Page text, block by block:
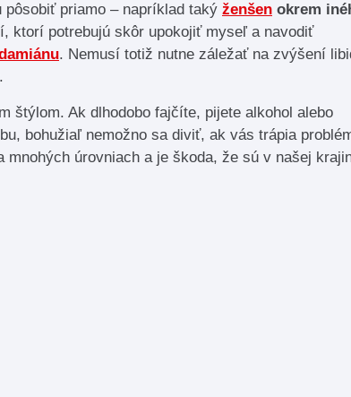
priamo – napríklad taký ženšen okrem
ktorí potrebujú skôr upokojiť myseľ a navodiť
. Nemusí totiž nutne záležať na zvýšení
štýlom. Ak dlhodobo fajčíte, pijete alkohol alebo
bohužiaľ nemožno sa diviť, ak vás trápia
úrovniach a je škoda, že sú v našej